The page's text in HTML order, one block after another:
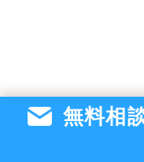
無料相